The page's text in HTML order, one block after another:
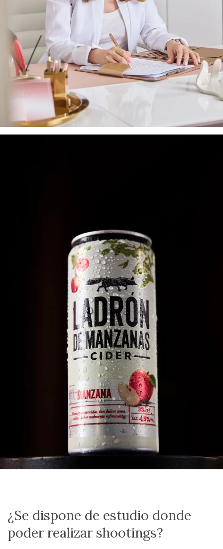
¿Se dispone de estudio donde
poder realizar shootings?